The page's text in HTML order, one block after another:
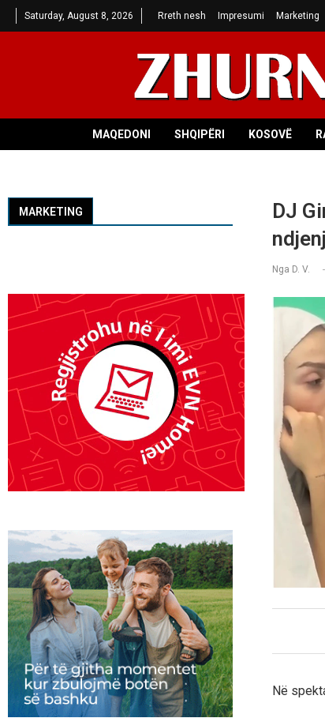
Saturday, August 8, 2026 Rreth nesh Impresumi Marketing
MAQEDONI SHQIPËRI KOSOVË
DJ
Nga D. V.
Në
MARKETING